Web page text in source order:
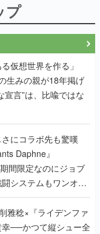
プ
仮想世界を作る」
生みの親が18年掲げ
宣言”は、比喩ではな
にコラボ先も驚嘆
Daphne』
間限定なのにジョブ
システムもワンオフ
両ディレクターに聞
雅稔×『ライデンファ
──かつて縦シュー全